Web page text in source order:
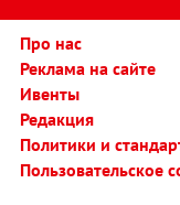
Про нас
Реклама на сайте
Ивенты
Редакция
Политики и
Пользовательское